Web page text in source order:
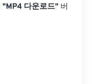
"MP4 다운로드" 버